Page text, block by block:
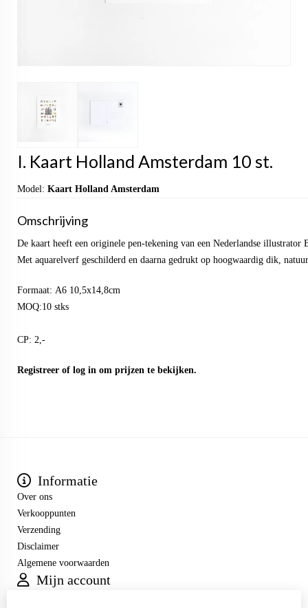
I. Kaart Holland Amsterdam 10 st.
Model: Kaart Holland Amsterdam
Omschrijving
De kaart heeft een originele pen-tekening van een Nederlandse illustrator
Met aquarelverf geschilderd en daarna gedrukt op hoogwaardig dik,
Formaat: A6 10,5x14,8cm
MOQ:10 stks
CP: 2,-
Registreer of log in om prijzen te bekijken.
Informatie
Over ons
Verkooppunten
Verzending
Disclaimer
Algemene voorwaarden
Mijn account